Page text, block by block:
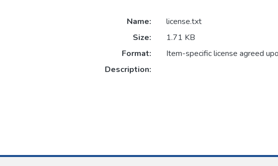
Name:
license.txt
Size:
1.71 KB
Format:
Item-specific license agreed
Description: